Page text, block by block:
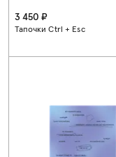
3 450 ₽
Тапочки Ctrl + Esc